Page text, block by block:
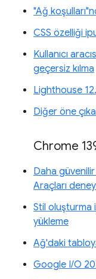
"Ağ
CSS özelliği
Kullanıcı
geçersiz kılma
Lighthouse
Diğer öne
Chrome
Daha
Araçları
Stil oluşturma
yükleme
Ağ'daki
Google I/O